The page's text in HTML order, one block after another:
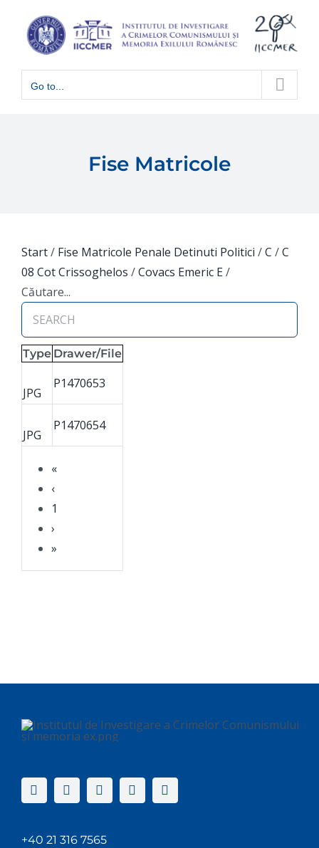
content
Go to...
Fise Matricole
Start/ Fise Matricole Penale Detinuti Politici /C /C
08 Cot Crissoghelos /Covacs Emeric E/
Căutare...
Type Drawer/File
«
‹
1
›
»
JPG
P1470653
JPG
P1470654
+40 21 316 7565